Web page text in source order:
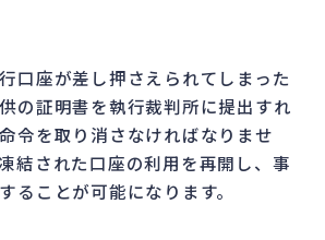
口座が差し押さえられてしまった
の証明書を執行裁判所に提出すれ
令を取り消さなければなりませ
結された口座の利用を再開し、事
ることが可能になります。